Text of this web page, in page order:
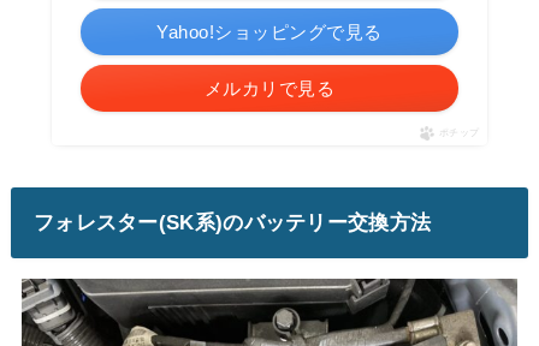
Yahoo!ショッピングで見る
メルカリで見る
ポチップ
フォレスター(SK系)のバッテリー交換方法